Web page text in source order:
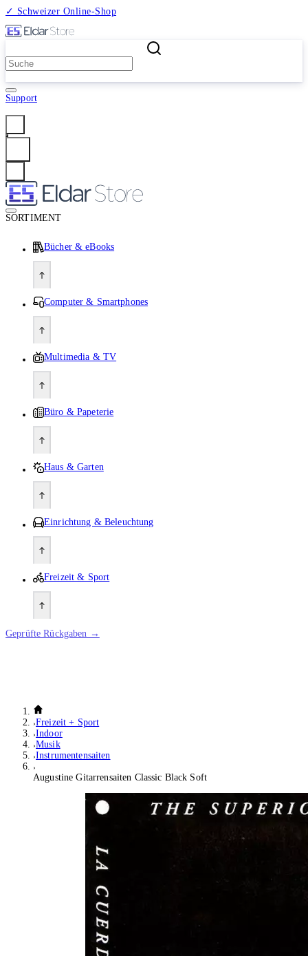
✓ Schweizer Online-Shop
Support
SORTIMENT
Bücher & eBooks
Computer & Smartphones
Multimedia & TV
Büro & Papeterie
Haus & Garten
Einrichtung & Beleuchtung
Freizeit & Sport
Geprüfte Rückgaben →
Freizeit + Sport
Indoor
Musik
Instrumentensaiten
Augustine Gitarrensaiten Classic Black Soft